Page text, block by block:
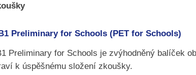
Preliminary for Schools (PET for Schools)
Preliminary for Schools je zvýhodněný balíček
k úspěšnému složení zkoušky.